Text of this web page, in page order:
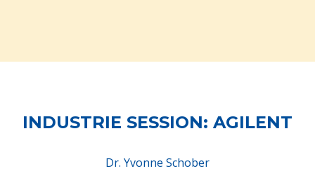
INDUSTRIE SESSION: AGILENT
Dr. Yvonne Schober